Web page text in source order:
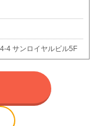
4 サンロイヤルビル5F